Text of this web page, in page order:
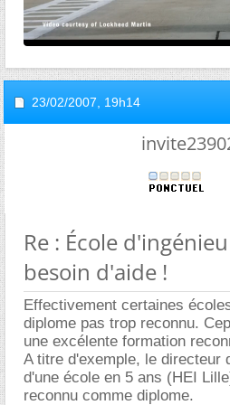
23/02/2007, 19h14
Re : École
besoin d'aide !
Effectivement certaines
diplome pas trop reconnu.
une excélente formation
A titre d'exemple, le directeur
d'une école en 5 ans (HEI
reconnu comme diplome.